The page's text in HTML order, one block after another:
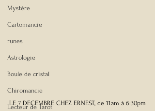
Mystère
Cartomancie
runes
Astrologie
Boule de cristal
Chiromancie
Lecteur de Tarot
LE 7 DECEMBRE CHEZ ERNEST, de 11am à 6:30pm